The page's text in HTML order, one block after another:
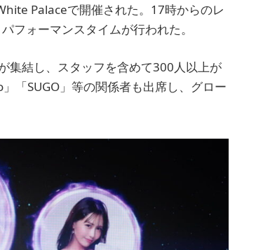
Palaceで開催された。17時からのレ
フォーマンスタイムが行われた。
集結し、スタッフを含めて300人以上が
「SUGO」等の関係者も出席し、グロー